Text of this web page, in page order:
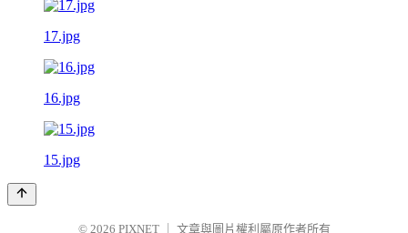
17.jpg
16.jpg
15.jpg
© 2026 PIXNET 文章與圖片權利屬原作者所有